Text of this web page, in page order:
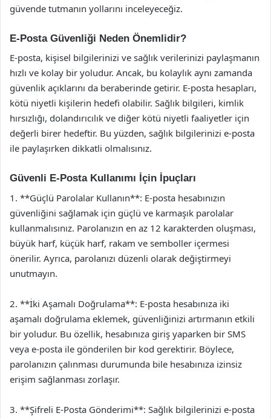
güvende tutmanın yollarını inceleyeceğiz.
E-Posta Güvenliği Neden Önemlidir?
E-posta, kişisel bilgilerinizi ve sağlık verilerinizi paylaşmanın
hızlı ve kolay bir yoludur. Ancak, bu kolaylık aynı zamanda
güvenlik açıklarını da beraberinde getirir. E-posta hesapları,
kötü niyetli kişilerin hedefi olabilir. Sağlık bilgileri, kimlik
hırsızlığı, dolandırıcılık ve diğer kötü niyetli faaliyetler için
değerli birer hedeftir. Bu yüzden, sağlık bilgilerinizi e-posta
ile paylaşırken dikkatli olmalısınız.
Güvenli E-Posta Kullanımı İçin İpuçları
1. **Güçlü Parolalar Kullanın**: E-posta hesabınızın
güvenliğini sağlamak için güçlü ve karmaşık parolalar
kullanmalısınız. Parolanızın en az 12 karakterden oluşması,
büyük harf, küçük harf, rakam ve semboller içermesi
önerilir. Ayrıca, parolanızı düzenli olarak değiştirmeyi
unutmayın.
2. **İki Aşamalı Doğrulama**: E-posta hesabınıza iki
aşamalı doğrulama eklemek, güvenliğinizi artırmanın etkili
bir yoludur. Bu özellik, hesabınıza giriş yaparken bir SMS
veya e-posta ile gönderilen bir kod gerektirir. Böylece,
parolanızın çalınması durumunda bile hesabınıza izinsiz
erişim sağlanması zorlaşır.
3. **Şifreli E-Posta Gönderimi**: Sağlık bilgilerinizi e-posta